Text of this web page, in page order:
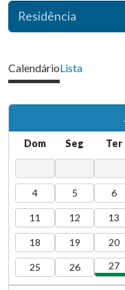
Residência
CalendárioLista
Dom Seg Ter
4 5 6
11 12 13
18 19 20
25 26 27